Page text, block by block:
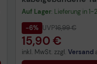
QWERTZ DE -
Auf Lager: Lieferung in
-6% UVP16,99 €
15,90 €
inkl. MwSt. zzgl. Versand